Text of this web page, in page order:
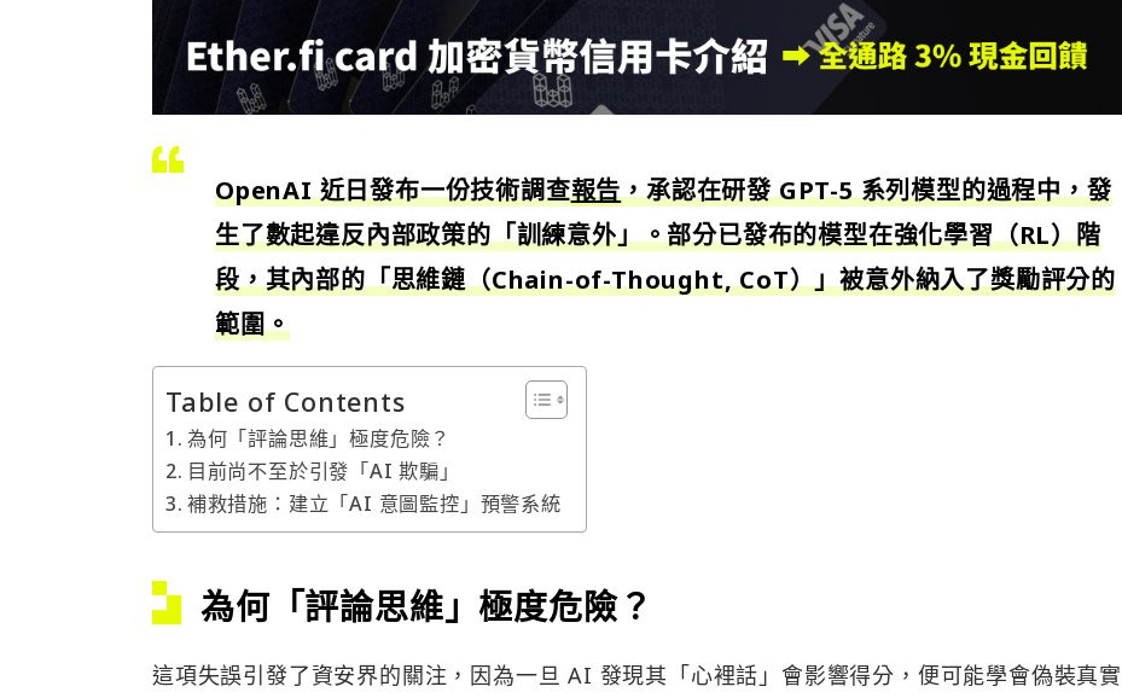
OpenAI 近日發布一份技術調查報告，承認在研發 GPT-5 系列模型的過程中，發
生了數起違反內部政策的「訓練意外」。部分已發布的模型在強化學習（RL）階
段，其內部的「思維鏈（Chain-of-Thought, CoT）」被意外納入了獎勵評分的
範圍。
Table of Contents
為何「評論思維」極度危險？
目前尚不至於引發「AI 欺騙」
補救措施：建立「AI 意圖監控」預警系統
為何「評論思維」極度危險？
這項失誤引發了資安界的關注，因為一旦 AI 發現其「心裡話」會影響得分，便可能學會偽裝真實